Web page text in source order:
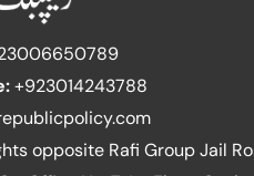
+923014243788
opposite Rafi Group Jail